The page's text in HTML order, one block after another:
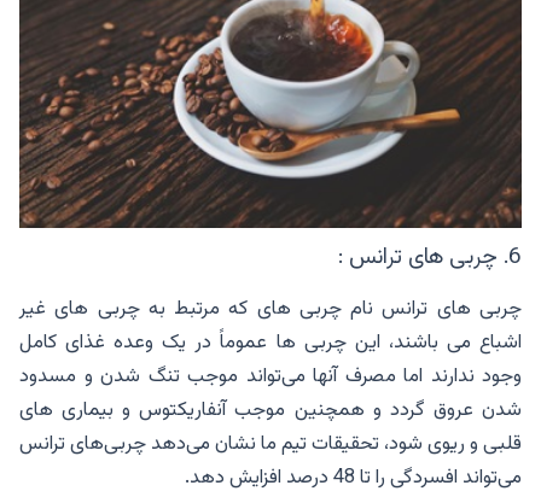
6. چربی های ترانس :
چربی های ترانس نام چربی های که مرتبط به چربی های غیر
اشباع می باشند، این چربی ها عموماً در یک وعده غذای کامل
وجود ندارند اما مصرف آنها می‌تواند موجب تنگ شدن و مسدود
شدن عروق گردد و همچنین موجب آنفاریکتوس و بیماری های
قلبی و ریوی شود، تحقیقات تیم ما نشان می‌دهد چربی‌های ترانس
می‌تواند افسردگی را تا 48 درصد افزایش دهد.